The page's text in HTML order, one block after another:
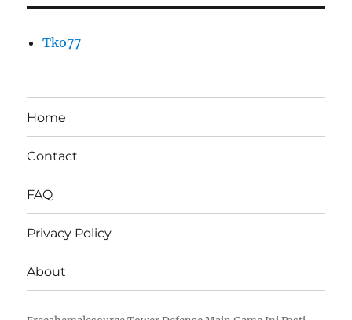
Tko77
Home
Contact
FAQ
Privacy Policy
About